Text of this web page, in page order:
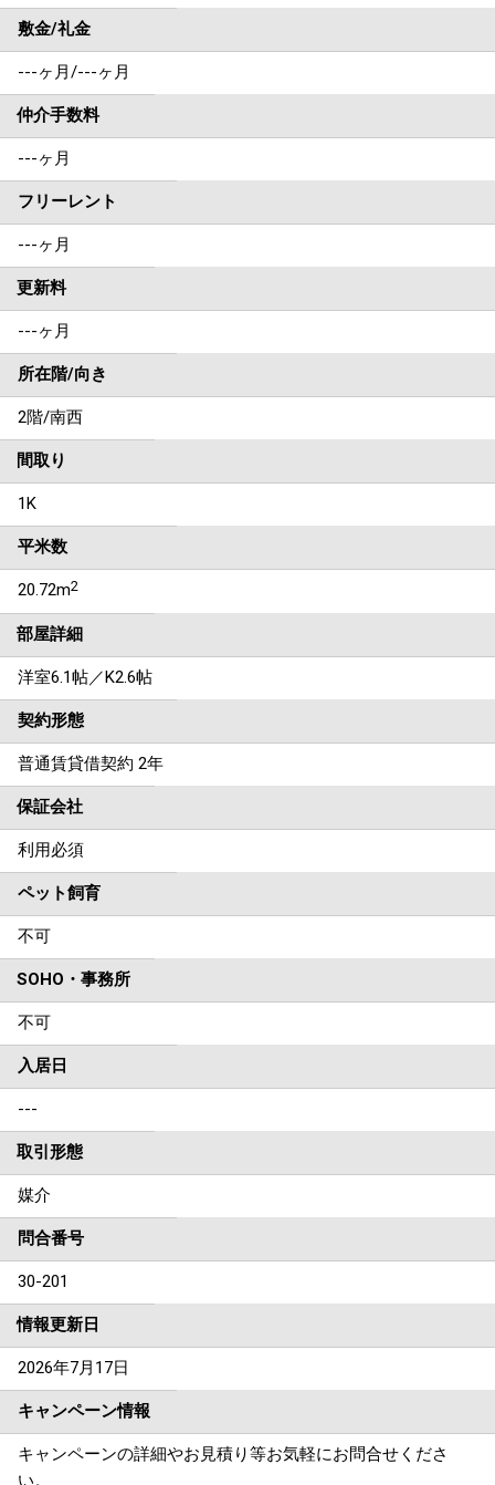
敷金/礼金
---ヶ月/---ヶ月
仲介手数料
---ヶ月
フリーレント
---ヶ月
更新料
---ヶ月
所在階/向き
2階/南西
間取り
1K
平米数
20.72m2
部屋詳細
洋室6.1帖／K2.6帖
契約形態
普通賃貸借契約 2年
保証会社
利用必須
ペット飼育
不可
SOHO・事務所
不可
入居日
---
取引形態
媒介
問合番号
30-201
情報更新日
2026年7月17日
キャンペーン情報
キャンペーンの詳細やお見積り等お気軽にお問合せくださ
い。